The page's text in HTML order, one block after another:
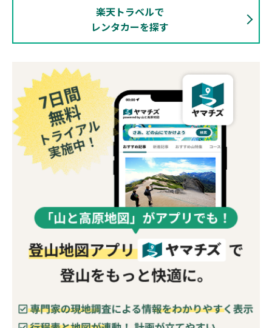
楽天トラベルで
レンタカーを探す